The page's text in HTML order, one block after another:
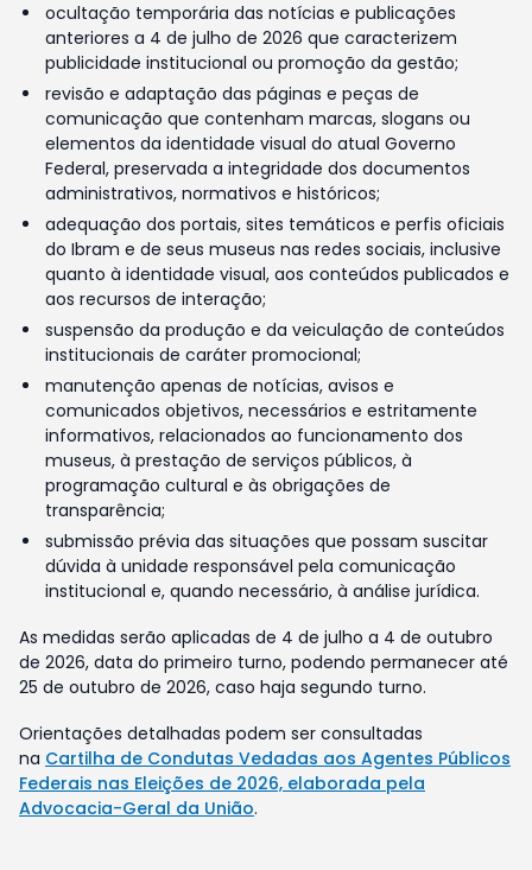
ocultação temporária das notícias e publicações
anteriores a 4 de julho de 2026 que caracterizem
publicidade institucional ou promoção da gestão;
revisão e adaptação das páginas e peças de
comunicação que contenham marcas, slogans ou
elementos da identidade visual do atual Governo
Federal, preservada a integridade dos documentos
administrativos, normativos e históricos;
adequação dos portais, sites temáticos e perfis oficiais
do Ibram e de seus museus nas redes sociais, inclusive
quanto à identidade visual, aos conteúdos publicados e
aos recursos de interação;
suspensão da produção e da veiculação de conteúdos
institucionais de caráter promocional;
manutenção apenas de notícias, avisos e
comunicados objetivos, necessários e estritamente
informativos, relacionados ao funcionamento dos
museus, à prestação de serviços públicos, à
programação cultural e às obrigações de
transparência;
submissão prévia das situações que possam suscitar
dúvida à unidade responsável pela comunicação
institucional e, quando necessário, à análise jurídica.
As medidas serão aplicadas de 4 de julho a 4 de outubro
de 2026, data do primeiro turno, podendo permanecer até
25 de outubro de 2026, caso haja segundo turno.
Orientações detalhadas podem ser consultadas
na Cartilha de Condutas Vedadas aos Agentes Públicos
Federais nas Eleições de 2026, elaborada pela
Advocacia-Geral da União.